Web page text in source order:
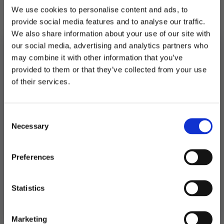
We use cookies to personalise content and ads, to
provide social media features and to analyse our traffic.
We also share information about your use of our site with
our social media, advertising and analytics partners who
may combine it with other information that you’ve
provided to them or that they’ve collected from your use
of their services.
Selection
Necessary
Preferences
Statistics
Marketing
Boksen måler 50*87cm.
På lager
Ballongboks
-
antall
LEGG I HANDLEKURV
Relaterte produkter
MELD DEG PÅ NYHETSBREVET